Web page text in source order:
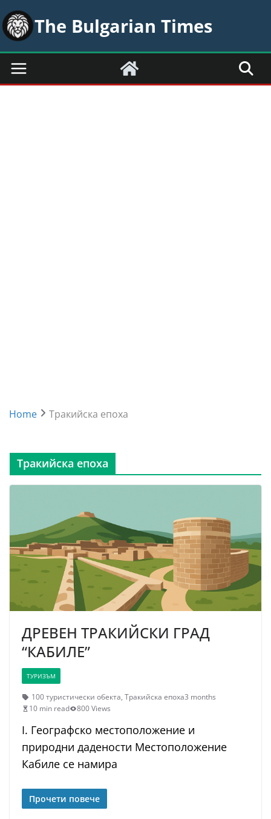
Skip
to
content
The Bulgarian Times
Home Тракийска епоха
Тракийска епоха
ДРЕВЕН ТРАКИЙСКИ ГРАД
“КАБИЛЕ”
ТУРИЗЪМ
100 туристически обекта, Тракийска епоха3 months
10 min read
800 Views
I. Географско местоположение и
природни дадености Местоположение
Кабиле се намира
Прочети повече